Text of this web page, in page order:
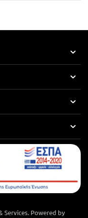
Services. Powered by